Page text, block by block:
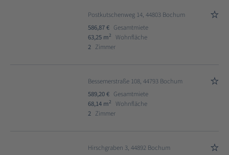
Postkutschenweg 14, 44803 Bochum
586,87 € Gesamtmiete
63,25 m2
Wohnfläche
2 Zimmer
Bessemerstraße 108, 44793 Bochum
589,20 € Gesamtmiete
68,14 m2
Wohnfläche
2 Zimmer
Hirschgraben 3, 44892 Bochum